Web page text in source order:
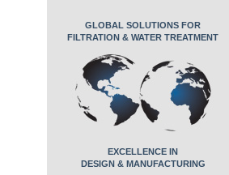
GLOBAL SOLUTIONS FOR
FILTRATION & WATER TREATMENT
EXCELLENCE IN
DESIGN & MANUFACTURING